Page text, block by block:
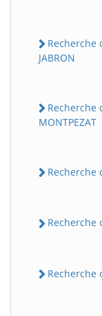
Recherche
JABRON
Recherche
MONTPEZAT
Recherche
Recherche
Recherche